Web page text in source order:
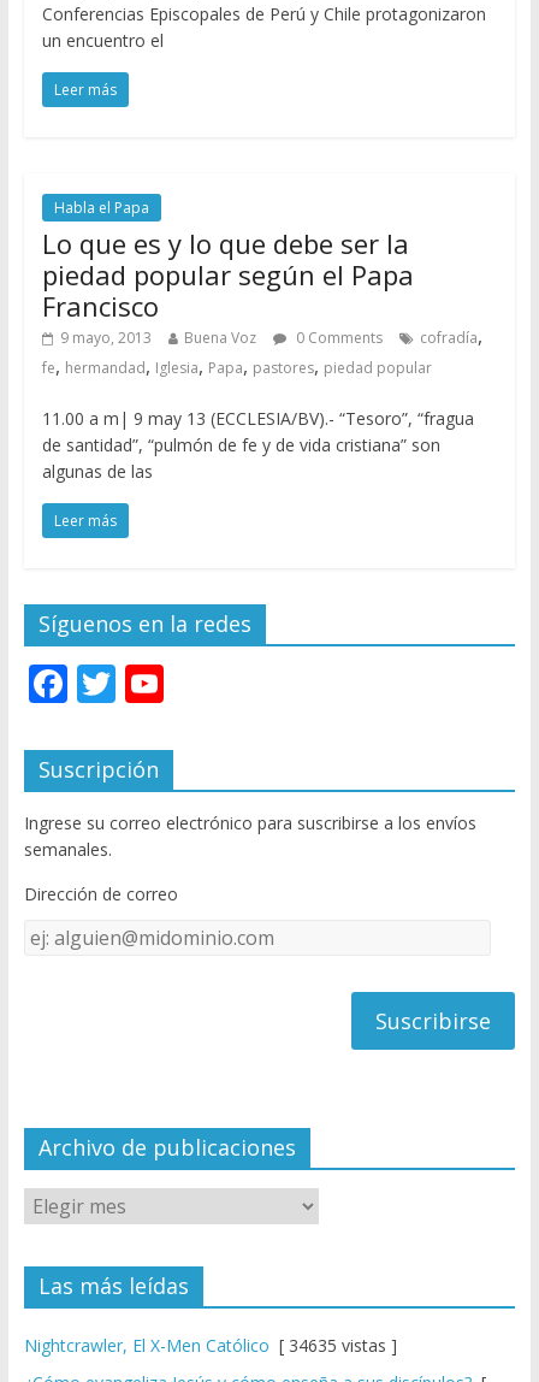
Conferencias Episcopales de Perú y Chile protagonizaron
un encuentro el
Leer más
Habla el Papa
Lo que es y lo que debe ser la
piedad popular según el Papa
Francisco
9 mayo, 2013 Buena Voz 0 Comments cofradía,
fe, hermandad, Iglesia, Papa, pastores, piedad popular
11.00 a m| 9 may 13 (ECCLESIA/BV).- “Tesoro”, “fragua
de santidad”, “pulmón de fe y de vida cristiana” son
algunas de las
Leer más
Síguenos en la redes
F
e
b
o
o
k
T
itt
er
Y
u
T
u
e
C
el
Suscripción
Ingrese su correo electrónico para suscribirse a los envíos
semanales.
Dirección de correo
Dirección
de
Archivo de publicaciones
Las más leídas
Nightcrawler, El X-Men Católico [ 34635 vistas ]